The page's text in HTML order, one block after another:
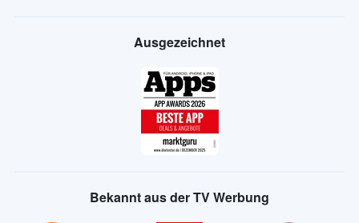
Ausgezeichnet
Bekannt aus der TV Werbung